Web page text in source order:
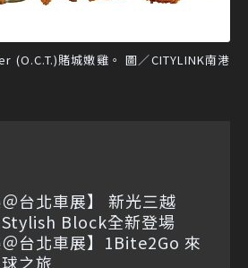
(O.C.T.)賭城嫩雞。 圖／CITYLINK南港
＠台北車展】 新光三越
Block全新登場
＠台北車展】1Bite2Go 來
之旅